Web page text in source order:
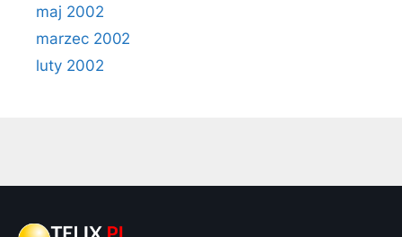
maj 2002
marzec 2002
luty 2002